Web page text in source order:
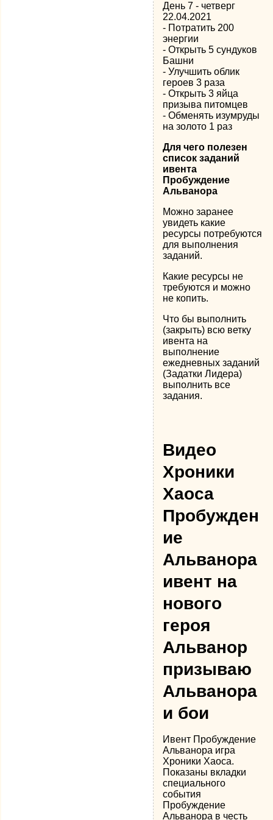
День 7 - четверг
22.04.2021
- Потратить 200
энергии
- Открыть 5 сундуков
Башни
- Улучшить облик
героев 3 раза
- Открыть 3 яйца
призыва питомцев
- Обменять изумруды
на золото 1 раз
Для чего полезен
список заданий
ивента
Пробуждение
Альванора
Можно заранее
увидеть какие
ресурсы потребуются
для выполнения
заданий.
Какие ресурсы не
требуются и можно
не копить.
Что бы выполнить
(закрыть) всю ветку
ивента на
выполнение
ежедневных заданий
(Задатки Лидера)
выполнить все
задания.
Видео
Хроники
Хаоса
Пробужден
ие
Альванора
ивент на
нового
героя
Альванор
призываю
Альванора
и бои
Ивент Пробуждение
Альванора игра
Хроники Хаоса.
Показаны вкладки
специального
события
Пробуждение
Альванора в честь